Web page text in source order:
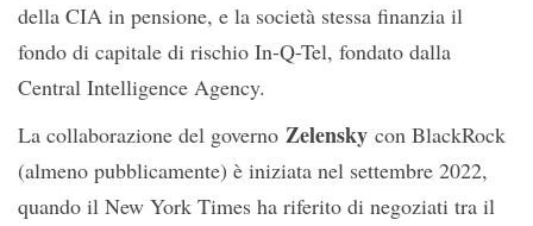
della CIA in pensione, e la società stessa finanzia il
fondo di capitale di rischio In-Q-Tel, fondato dalla
Central Intelligence Agency.
La collaborazione del governo Zelensky con BlackRock
(almeno pubblicamente) è iniziata nel settembre 2022,
quando il New York Times ha riferito di negoziati tra il